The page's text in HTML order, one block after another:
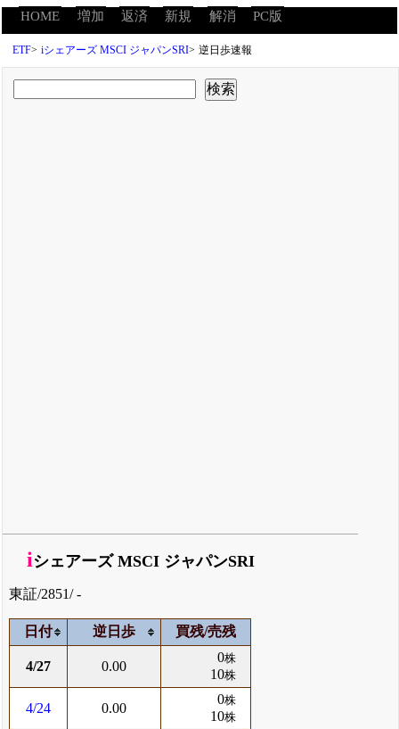
HOME 増加 返済 新規 解消 PC版
ETF> iシェアーズ MSCI ジャパンSRI> 逆日歩速報
iシェアーズ MSCI ジャパンSRI
東証/2851/ -
日付 逆日歩 買残/売残
4/27 0.00
0株
10株
4/24 0.00
0株
10株